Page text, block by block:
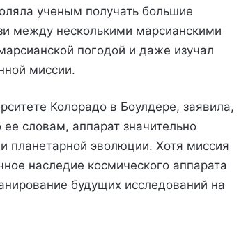
ученым получать большие
между несколькими марсианскими
погодой и даже изучал
миссии.
Колорадо в Боулдере, заявила,
словам, аппарат значительно
планетарной эволюции. Хотя миссия
наследие космического аппарата
будущих исследований на